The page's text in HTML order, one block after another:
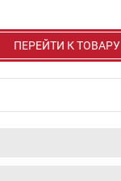
ПЕРЕЙТИ К ТОВАРУ